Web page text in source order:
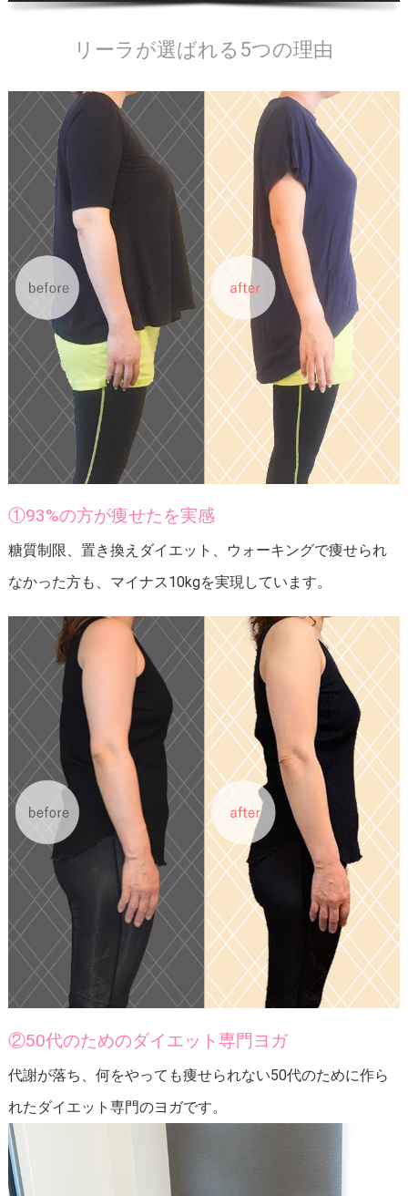
リーラが選ばれる5つの理由
①93%の方が痩せたを実感
糖質制限、置き換えダイエット、ウォーキングで痩せられ
なかった方も、マイナス10kgを実現しています。
②50代のためのダイエット専門ヨガ
代謝が落ち、何をやっても痩せられない50代のために作ら
れたダイエット専門のヨガです。